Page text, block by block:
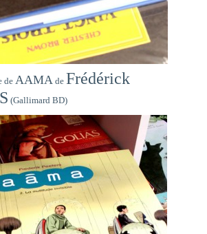
de AAMAde Frédérick
(Gallimard BD)